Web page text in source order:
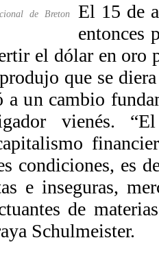
de Breton
El 15 de
entonces
el dólar en oro
que se
a un cambio
vienés.
condiciones, es
e inseguras,
de
Schulmeister.